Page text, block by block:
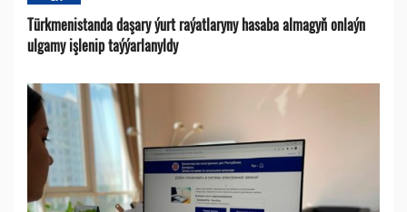
Türkmenistanda daşary ýurt raýatlaryny hasaba almagyň onlaýn
ulgamy işlenip taýýarlanyldy